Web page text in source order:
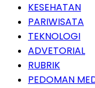
KESEHATAN
PARIWISATA
TEKNOLOGI
ADVETORIAL
RUBRIK
PEDOMAN